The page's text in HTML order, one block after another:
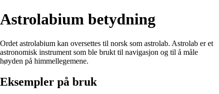
Astrolabium betydning
Ordet astrolabium kan oversettes til norsk som astrolab. Astrolab er et
astronomisk instrument som ble brukt til navigasjon og til å måle
høyden på himmellegemene.
Eksempler på bruk